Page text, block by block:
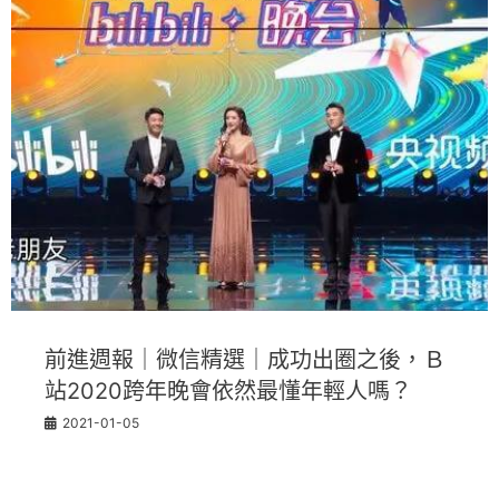
前進週報｜微信精選｜成功出圈之後，Ｂ
站2020跨年晚會依然最懂年輕人嗎？
2021-01-05